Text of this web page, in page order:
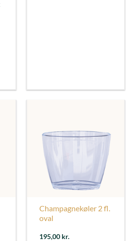
Champagnekøler 2 fl.
oval
195,00 kr.